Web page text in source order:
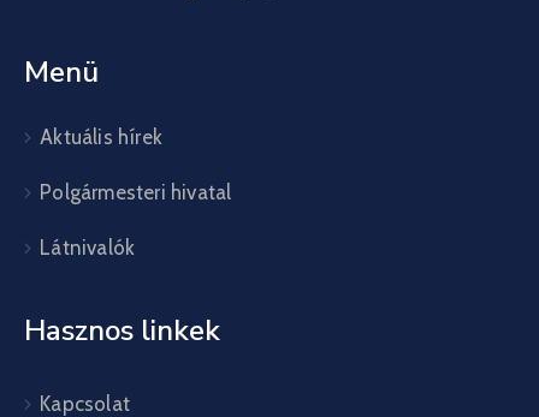
Menü
Aktuális hírek
Polgármesteri hivatal
Látnivalók
Hasznos linkek
Kapcsolat